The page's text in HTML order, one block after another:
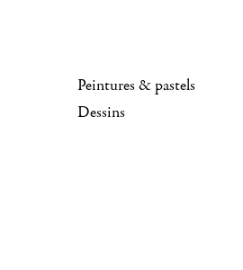
Peintures & pastels
Dessins